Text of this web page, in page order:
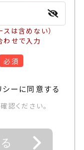
は含めない）
わせで入力
必須
ーに同意する
認ください。